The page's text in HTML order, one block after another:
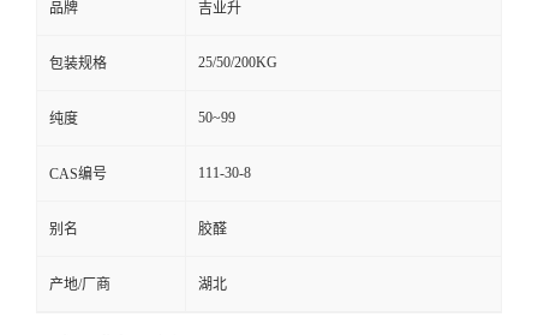
品牌 吉业升
包装规格 25/50/200KG
纯度 50~99
CAS编号 111-30-8
别名 胶醛
产地/厂商 湖北